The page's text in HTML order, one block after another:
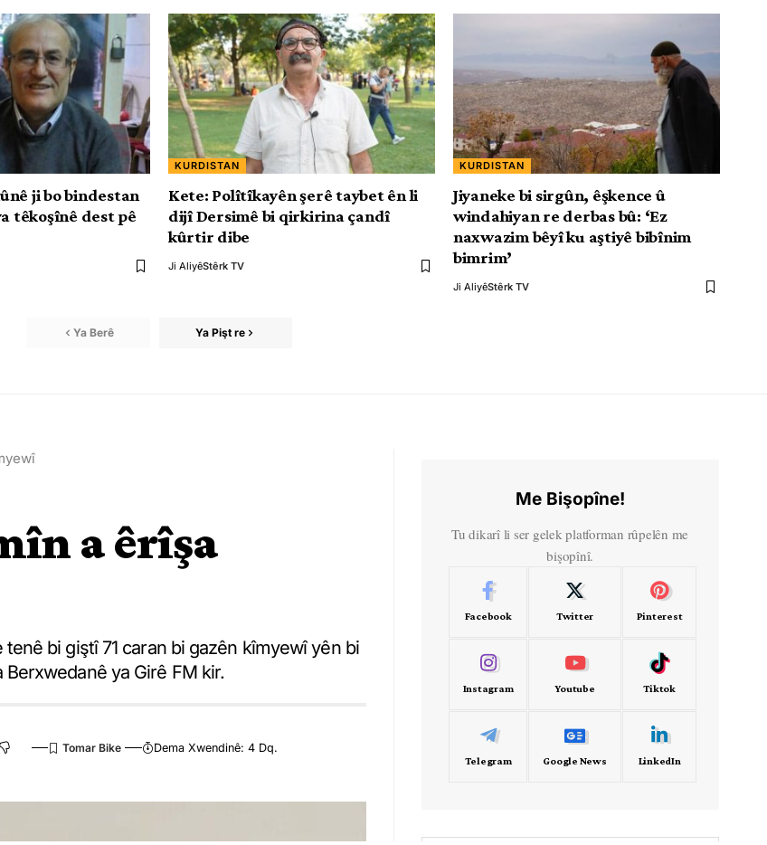
ji bo bindestan
têkoşînê dest pê
KURDISTAN
Kete: Polîtîkayên şerê taybet ên li
dijî Dersimê bi qirkirina çandî
kûrtir dibe
Ji AliyêStêrk TV
KURDISTAN
Jiyaneke bi sirgûn, êşkence û
windahiyan re derbas bû: ‘Ez
naxwazim bêyî ku aştiyê bibînim
bimrim’
Ji AliyêStêrk TV
Ya Berê Ya Pişt re
a êrîşa
tenê bi giştî 71 caran bi gazên kîmyewî yên bi
ya Girê FM kir.
Dema Xwendinê: 4 Dq.
Me Bişopîne!
Tu dikarî li ser gelek platforman rûpelên me
bişopînî.
Facebook Twitter Pinterest
Instagram Youtube Tiktok
Telegram Google News LinkedIn